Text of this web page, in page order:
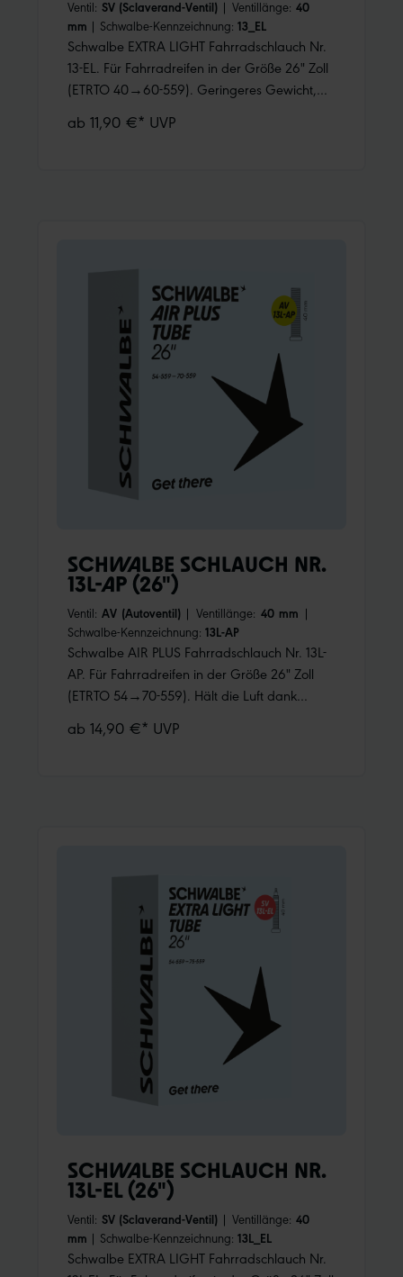
Ventil: SV (Sclaverand-Ventil) | Ventillänge: 40
mm | Schwalbe-Kennzeichnung: 13_EL
Schwalbe EXTRA LIGHT Fahrradschlauch Nr.
13-EL. Für Fahrradreifen in der Größe 26" Zoll
(ETRTO 40→60-559). Geringeres Gewicht,
Standard Schlauch.
ab 11,90 €* UVP
SCHWALBE SCHLAUCH NR.
13L-AP (26")
Ventil: AV (Autoventil) | Ventillänge: 40 mm |
Schwalbe-Kennzeichnung: 13L-AP
Schwalbe AIR PLUS Fahrradschlauch Nr. 13L-
AP. Für Fahrradreifen in der Größe 26" Zoll
(ETRTO 54→70-559). Hält die Luft dank
Nachpumpen ist weniger oft notwendig.
ab 14,90 €* UVP
SCHWALBE SCHLAUCH NR.
13L-EL (26")
Ventil: SV (Sclaverand-Ventil) | Ventillänge: 40
mm | Schwalbe-Kennzeichnung: 13L_EL
Schwalbe EXTRA LIGHT Fahrradschlauch Nr.